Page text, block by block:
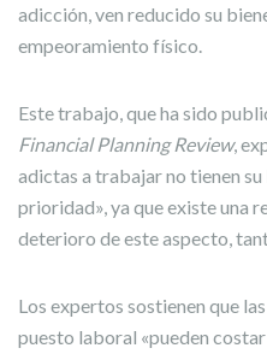
adicción, ven reducido su
empeoramiento físico.
Este trabajo, que ha sido
Financial Planning Review,
adictas a trabajar no tienen
prioridad», ya que existe una
deterioro de este aspecto,
Los expertos sostienen que
puesto laboral «pueden